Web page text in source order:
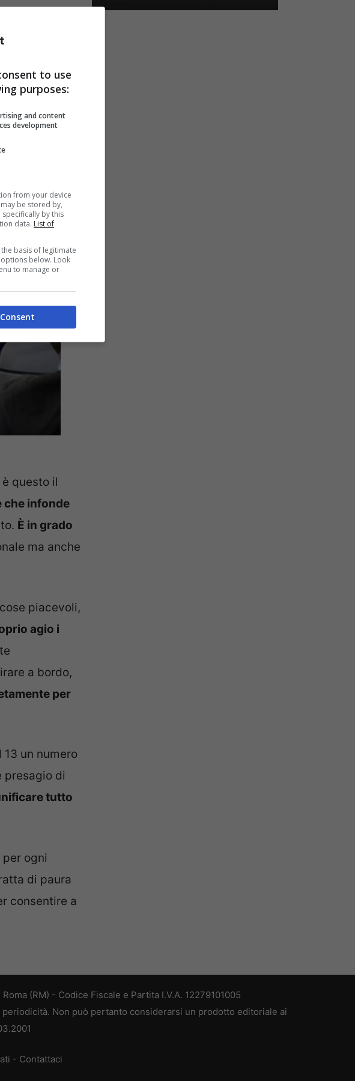
tutti
blu.Una
per
molto
questo il
che infonde
È in grado
ma anche
piacevoli,
agio i
a bordo,
per
un numero
presagio di
tutto
ogni
di paura
consentire a
(RM) - Codice Fiscale e Partita I.V.A. 12279101005
Non può pertanto considerarsi un prodotto editoriale ai
- Contattaci
to use
purposes:
and content
development
from your device
be stored by,
by this
data. List of
basis of legitimate
below. Look
to manage or
Consent